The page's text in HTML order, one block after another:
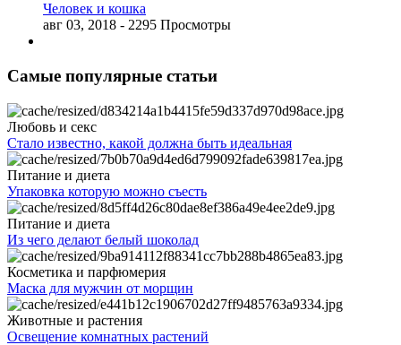
Человек и кошка
авг 03, 2018 - 2295 Просмотры
Самые популярные статьи
Любовь и секс
Стало известно, какой должна быть идеальная
Питание и диета
Упаковка которую можно съесть
Питание и диета
Из чего делают белый шоколад
Косметика и парфюмерия
Маска для мужчин от морщин
Животные и растения
Освещение комнатных растений